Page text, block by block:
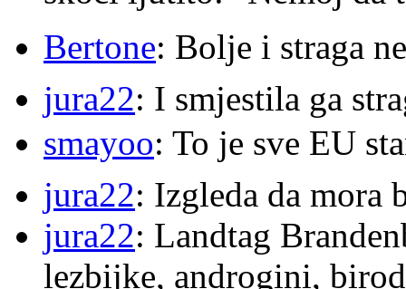
Bertone: Bolje i straga
jura22: I smjestila ga
smayoo: To je sve EU
jura22: Izgleda da mora
jura22: Landtag
lezbijke, androgini,